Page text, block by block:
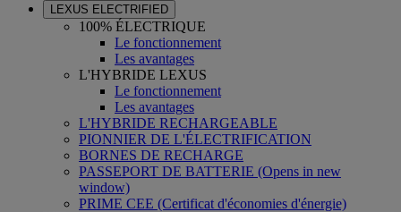
LEXUS ELECTRIFIED
100% ÉLECTRIQUE
Le fonctionnement
Les avantages
L'HYBRIDE LEXUS
Le fonctionnement
Les avantages
L'HYBRIDE RECHARGEABLE
PIONNIER DE L'ÉLECTRIFICATION
BORNES DE RECHARGE
PASSEPORT DE BATTERIE (Opens in new
window)
PRIME CEE (Certificat d'économies d'énergie)